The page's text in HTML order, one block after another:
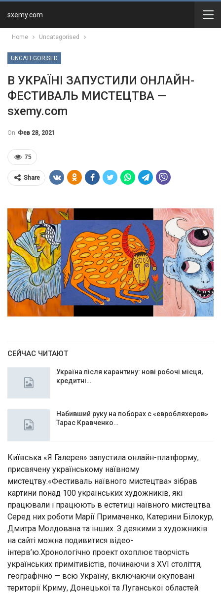
sxemy.com
Home Uncategorised
UNCATEGORISED
В УКРАЇНІ ЗАПУСТИЛИ ОНЛАЙН-
ФЕСТИВАЛЬ МИСТЕЦТВА —
sxemy.com
On Фев 28, 2021
75
Share
СЕЙЧАС ЧИТАЮТ
Україна після карантину: нові робочі місця,
кредитні…
Набивший руку на поборах с «евробляхеров»
Тарас Кравченко…
Київська «Я Галерея» запустила онлайн-платформу,
присвячену українському наївному
мистецтву.«Фестиваль наївного мистецтва» зібрав
картини понад 100 українських художників, які
працювали і працюють в естетиці наївного мистецтва.
Серед них роботи Марії Примаченко, Катерини Білокур,
Дмитра Молдована та інших. З деякими з художників
на сайті можна подивитися відео-
інтерв’ю.Хронологічно проект охоплює творчість
українських примітивістів, починаючи з XVI століття,
географічно — всю Україну, включаючи окуповані
території Криму, Донецької та Луганської областей.